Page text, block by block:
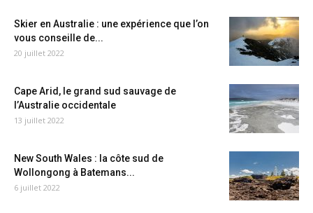
Skier en Australie : une expérience que l’on
vous conseille de...
20 juillet 2022
Cape Arid, le grand sud sauvage de
l’Australie occidentale
13 juillet 2022
New South Wales : la côte sud de
Wollongong à Batemans...
6 juillet 2022